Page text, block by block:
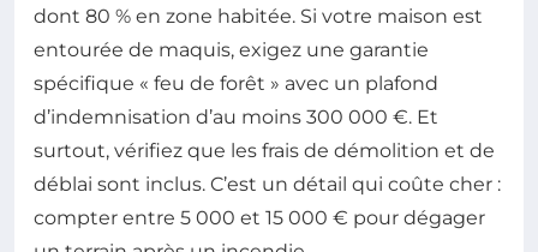
dont 80 % en zone habitée. Si votre maison est
entourée de maquis, exigez une garantie
spécifique « feu de forêt » avec un plafond
d’indemnisation d’au moins 300 000 €. Et
surtout, vérifiez que les frais de démolition et de
déblai sont inclus. C’est un détail qui coûte cher :
compter entre 5 000 et 15 000 € pour dégager